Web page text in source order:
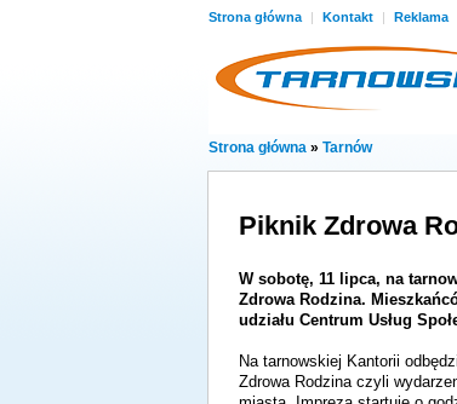
Strona główna | Kontakt | Reklama
Strona główna » Tarnów
Piknik Zdrowa
W sobotę, 11 lipca, na
Zdrowa Rodzina.
udziału Centrum Usług
Na tarnowskiej Kantorii
Zdrowa Rodzina czyli